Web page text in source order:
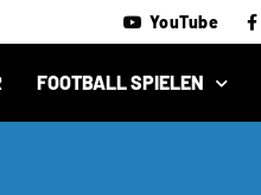
YouTube
FOOTBALL SPIELEN